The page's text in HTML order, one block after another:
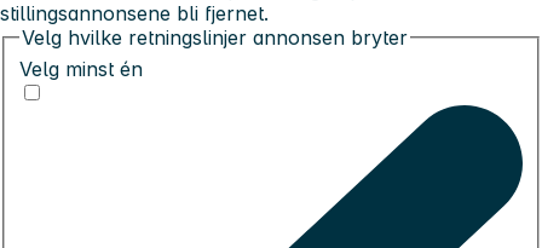
stillingsannonsene bli fjernet.
Velg hvilke retningslinjer annonsen bryter
Velg minst én